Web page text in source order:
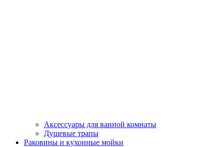
Аксессуары для ванной комнаты
Душевые трапы
Раковины и кухонные мойки